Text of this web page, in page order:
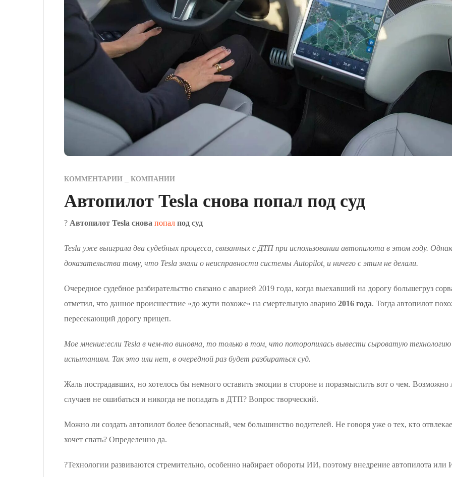
КОММЕНТАРИИ КОМПАНИИ
Автопилот Tesla снова попал под суд
? Автопилот Tesla снова попал под суд
Tesla уже выиграла два судебных процесса, связанных с ДТП при использовании автопилота в этом году.
доказательства тому, что Tesla знали о неисправности системы Autopilot, и ничего с этим не делали.
Очередное судебное разбирательство связано с аварией 2019 года, когда выехавший на дорогу большегруз
отметил, что данное происшествие «до жути похоже» на смертельную аварию 2016 года. Тогда автопилот
пересекающий дорогу прицеп.
Мое мнение:если Tesla в чем-то виновна, то только в том, что поторопилась вывести сыроватую
испытаниям. Так это или нет, в очередной раз будет разбираться суд.
Жаль пострадавших, но хотелось бы немного оставить эмоции в стороне и поразмыслить вот о чем. Возможно
случаев не ошибаться и никогда не попадать в ДТП? Вопрос творческий.
Можно ли создать автопилот более безопасный, чем большинство водителей. Не говоря уже о тех, кто
хочет спать? Определенно да.
?Технологии развиваются стремительно, особенно набирает обороты ИИ, поэтому внедрение автопилота